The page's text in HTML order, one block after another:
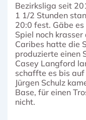
Bezirksliga seit
1 1/2 Stunden
20:0 fest. Gäbe
Spiel noch
Caribes hatte die
produzierte einen
Casey Langford
schaffte es bis
Jürgen Schulz
Base, für einen
nicht.